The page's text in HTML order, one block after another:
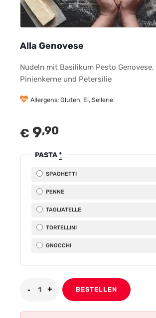
Alla Genovese
Nudeln mit Basilikum Pesto Genovese,
Pinienkerne und Petersilie
Allergens: Gluten, Ei, Sellerie
€ 9,90
PASTA*
SPAGHETTI
PENNE
TAGLIATELLE
TORTELLINI
GNOCCHI
BESTELLEN